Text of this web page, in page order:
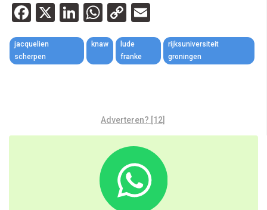
Facebook
X LinkedIn
WhatsApp
Copy
Link
jacquelien
scherpen
knaw
lude
franke
rijksuniversiteit
groningen
Adverteren? [12]